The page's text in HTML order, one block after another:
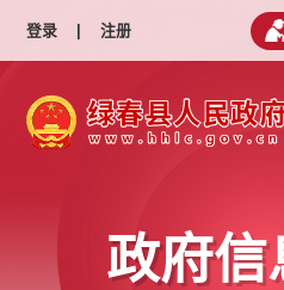
登录 | 注册
政府信